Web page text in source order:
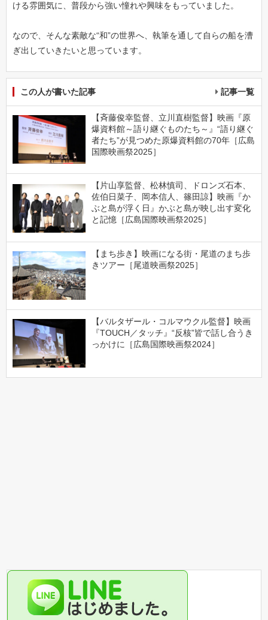
ける雰囲気に、普段から強い憧れや興味をもっていました。
なので、そんな素敵な“和”の世界へ、執筆を通して自らの船を漕
ぎ出していきたいと思っています。
この人が書いた記事 記事一覧
【斉藤俊幸監督、立川直樹監督】映画『原
爆資料館～語り継ぐものたち～』“語り継ぐ
者たち”が見つめた原爆資料館の70年［広島
国際映画祭2025］
【片山享監督、松林慎司、ドロンズ石本、
佐伯日菜子、岡本信人、篠田諒】映画『か
ぶと島が浮く日』かぶと島が映し出す変化
と記憶［広島国際映画祭2025］
【まち歩き】映画になる街・尾道のまち歩
きツアー［尾道映画祭2025］
【バルタザール・コルマウクル監督】映画
『TOUCH／タッチ』“反核”皆で話し合うき
っかけに［広島国際映画祭2024］